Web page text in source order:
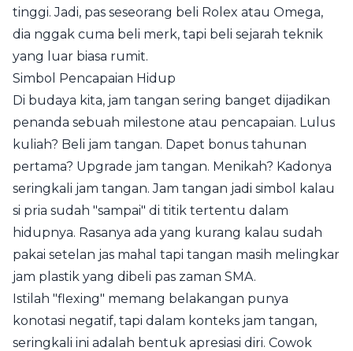
tinggi. Jadi, pas seseorang beli Rolex atau Omega,
dia nggak cuma beli merk, tapi beli sejarah teknik
yang luar biasa rumit.
Simbol Pencapaian Hidup
Di budaya kita, jam tangan sering banget dijadikan
penanda sebuah milestone atau pencapaian. Lulus
kuliah? Beli jam tangan. Dapet bonus tahunan
pertama? Upgrade jam tangan. Menikah? Kadonya
seringkali jam tangan. Jam tangan jadi simbol kalau
si pria sudah "sampai" di titik tertentu dalam
hidupnya. Rasanya ada yang kurang kalau sudah
pakai setelan jas mahal tapi tangan masih melingkar
jam plastik yang dibeli pas zaman SMA.
Istilah "flexing" memang belakangan punya
konotasi negatif, tapi dalam konteks jam tangan,
seringkali ini adalah bentuk apresiasi diri. Cowok